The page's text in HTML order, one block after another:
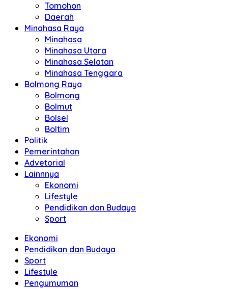
Tomohon
Daerah
Minahasa Raya
Minahasa
Minahasa Utara
Minahasa Selatan
Minahasa Tenggara
Bolmong Raya
Bolmong
Bolmut
Bolsel
Boltim
Politik
Pemerintahan
Advetorial
Lainnnya
Ekonomi
Lifestyle
Pendidikan dan Budaya
Sport
Ekonomi
Pendidikan dan Budaya
Sport
Lifestyle
Pengumuman